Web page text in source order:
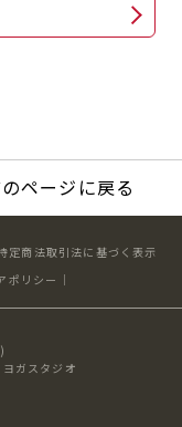
ービス
問
す
ページに戻る
定商法取引法に基づく表示
ポリシー
ガスタジオ